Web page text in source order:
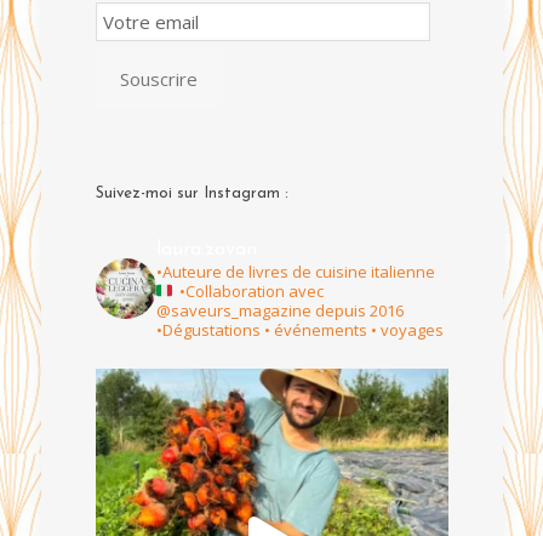
Email
Subscription
Souscrire
Suivez-moi sur Instagram :
•Auteure de livres de cuisine italienne
•Collaboration avec
@saveurs_magazine depuis 2016
•Dégustations • événements • voyages